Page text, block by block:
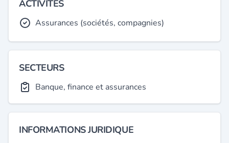
ACTIVITÉS
Assurances (sociétés, compagnies)
SECTEURS
Banque, finance et assurances
INFORMATIONS JURIDIQUE